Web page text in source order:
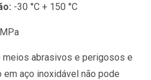
-30 °C + 150 °C
meios abrasivos e perigosos e
aço inoxidável não pode